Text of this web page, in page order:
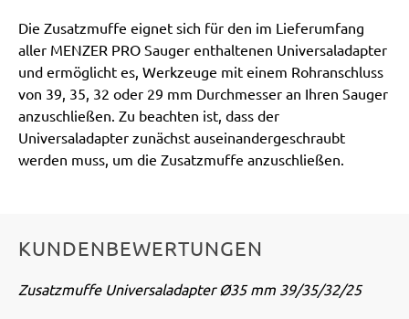
Die Zusatzmuffe eignet sich für den im Lieferumfang
aller MENZER PRO Sauger enthaltenen Universaladapter
und ermöglicht es, Werkzeuge mit einem Rohranschluss
von 39, 35, 32 oder 29 mm Durchmesser an Ihren Sauger
anzuschließen. Zu beachten ist, dass der
Universaladapter zunächst auseinandergeschraubt
werden muss, um die Zusatzmuffe anzuschließen.
KUNDENBEWERTUNGEN
Zusatzmuffe Universaladapter Ø35 mm 39/35/32/25